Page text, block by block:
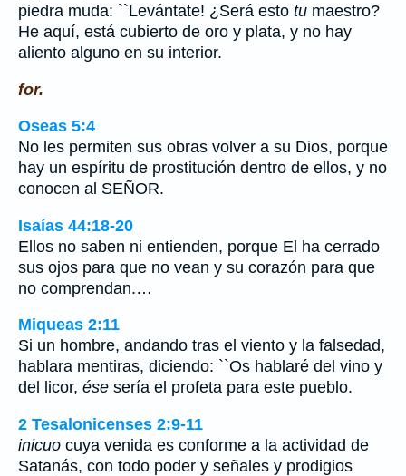
piedra muda: ``Levántate! ¿Será esto tu maestro?
He aquí, está cubierto de oro y plata, y no hay
aliento alguno en su interior.
for.
Oseas 5:4
No les permiten sus obras volver a su Dios, porque
hay un espíritu de prostitución dentro de ellos, y no
conocen al SEÑOR.
Isaías 44:18-20
Ellos no saben ni entienden, porque El ha cerrado
sus ojos para que no vean y su corazón para que
no comprendan.…
Miqueas 2:11
Si un hombre, andando tras el viento y la falsedad,
hablara mentiras, diciendo: ``Os hablaré del vino y
del licor, ése sería el profeta para este pueblo.
2 Tesalonicenses 2:9-11
inicuo cuya venida es conforme a la actividad de
Satanás, con todo poder y señales y prodigios